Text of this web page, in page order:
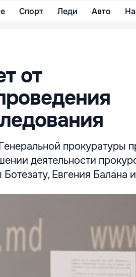
Спорт Леди Авто
от
прокуратуры
деятельности
Евгения Балана